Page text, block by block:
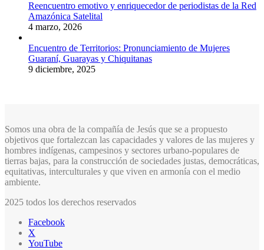
Reencuentro emotivo y enriquecedor de periodistas de la Red
Amazónica Satelital
4 marzo, 2026
Encuentro de Territorios: Pronunciamiento de Mujeres
Guaraní, Guarayas y Chiquitanas
9 diciembre, 2025
Somos una obra de la compañía de Jesús que se a propuesto
objetivos que fortalezcan las capacidades y valores de las mujeres y
hombres indígenas, campesinos y sectores urbano-populares de
tierras bajas, para la construcción de sociedades justas, democráticas,
equitativas, interculturales y que viven en armonía con el medio
ambiente.
2025 todos los derechos reservados
Facebook
X
YouTube